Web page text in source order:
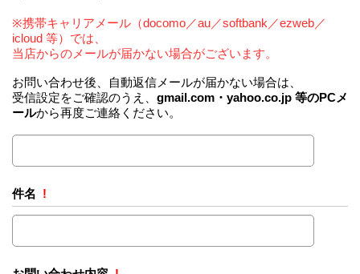
※携帯キャリアメール（docomo／au／softbank／ezweb／
icloud 等）では、
当店からのメールが届かない場合がございます。
お問い合わせ後、自動返信メールが届かない場合は、
受信設定をご確認のうえ、 gmail.com・yahoo.co.jp 等のPCメ
ールから再度ご連絡ください。
件名 !